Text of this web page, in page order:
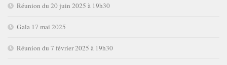
Réunion du 20 juin 2025 à 19h30
Gala 17 mai 2025
Réunion du 7 février 2025 à 19h30